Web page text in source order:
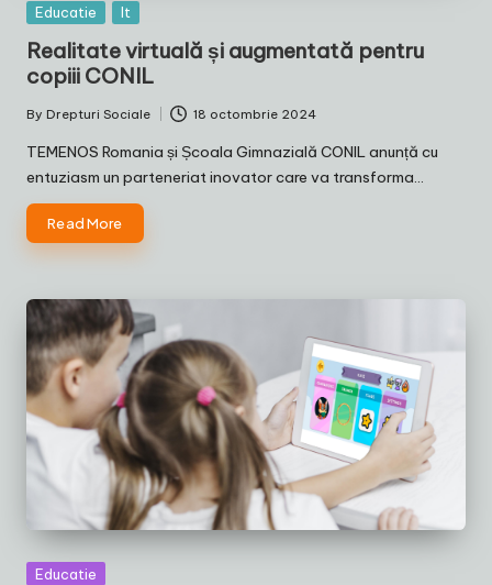
Posted
Educatie It
Realitate virtuală și augmentată pentru
copiii CONIL
Posted
by
By Drepturi Sociale 18 octombrie 2024
TEMENOS Romania și Școala Gimnazială CONIL anunță cu
entuziasm un parteneriat inovator care va transforma…
Read More
Posted
Educatie